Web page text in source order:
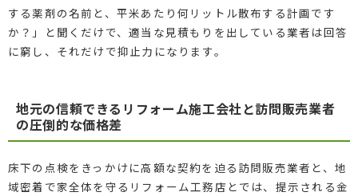
する薬剤の名前と、平米あたり何リットル散布する計画です
か？」と聞くだけで、適当な見積もりを出している業者は回答
に窮し、それだけで抑止力になります。
地元の信頼できるリフォーム施工会社と訪問販売業者
の圧倒的な価格差
床下の点検をきっかけに高額な契約を迫る訪問販売業者と、地
域密着で家全体を守るリフォーム工務店とでは、提示される金